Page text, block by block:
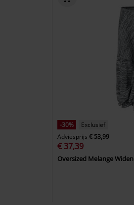
-30%
Exclusief
Adviesprijs € 53,99
€ 37,39
Oversized Melange